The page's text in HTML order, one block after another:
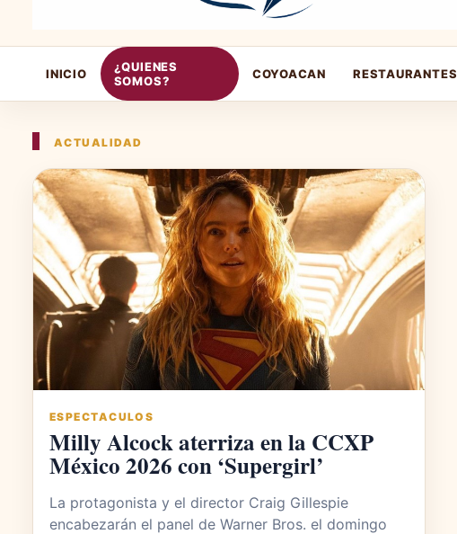
INICIO
¿QUIENES
SOMOS?
COYOACAN RESTAURANTES
ACTUALIDAD
ESPECTACULOS
Milly Alcock aterriza en la CCXP
México 2026 con ‘Supergirl’
La protagonista y el director Craig Gillespie
encabezarán el panel de Warner Bros. el domingo